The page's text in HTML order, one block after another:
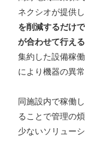
ネクシオが提供
を削減するだけ
が合わせて行え
集約した設備稼
により機器の異
同施設内で稼働
ることで管理の
少ないソリュー